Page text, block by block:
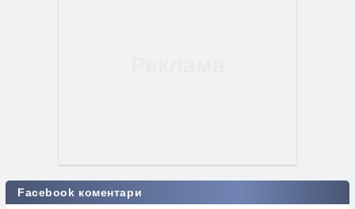
Facebook коментари